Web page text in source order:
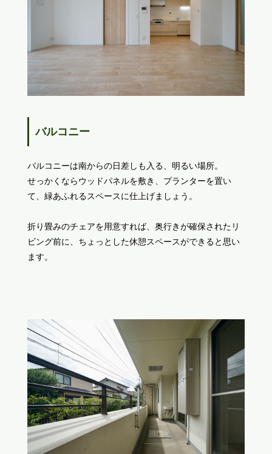
バルコニー
バルコニーは南からの日差しも入る、明るい場所。
せっかくならウッドパネルを敷き、プランターを置い
て、緑あふれるスペースに仕上げましょう。
折り畳みのチェアを用意すれば、奥行きが確保されたリ
ビング前に、ちょっとした休憩スペースができると思い
ます。